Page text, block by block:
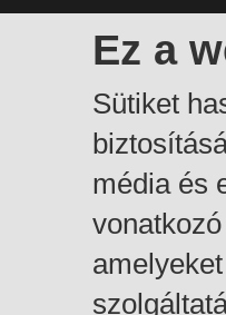
Ez a
Sütiket
média és